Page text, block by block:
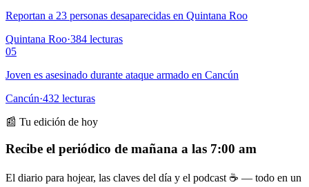
Reportan a 23 personas desaparecidas en Quintana Roo
Quintana Roo·384 lecturas
05
Joven es asesinado durante ataque armado en Cancún
Cancún·432 lecturas
📰 Tu edición de hoy
Recibe el periódico de mañana a las 7:00 am
El diario para hojear, las claves del día y el podcast ☕ — todo en un